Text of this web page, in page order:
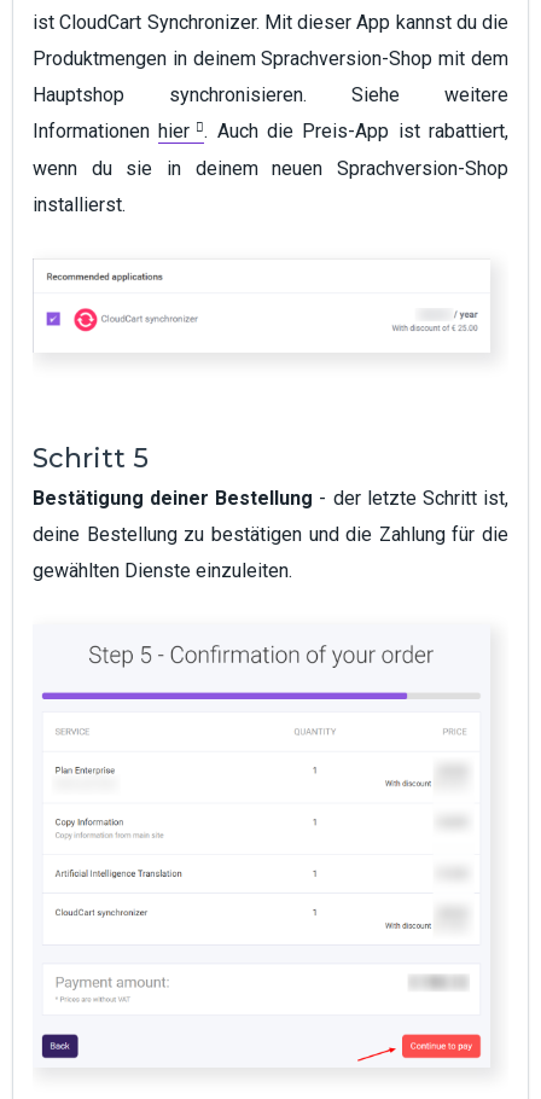
ist CloudCart Synchronizer. Mit dieser App kannst du die
Produktmengen in deinem Sprachversion-Shop mit dem
Hauptshop synchronisieren. Siehe weitere
Informationenhier
. Auch die Preis-App ist rabattiert,
wenn du sie in deinem neuen Sprachversion-Shop
installierst.
Schritt 5
Bestätigung deiner Bestellung - der letzte Schritt ist,
deine Bestellung zu bestätigen und die Zahlung für die
gewählten Dienste einzuleiten.